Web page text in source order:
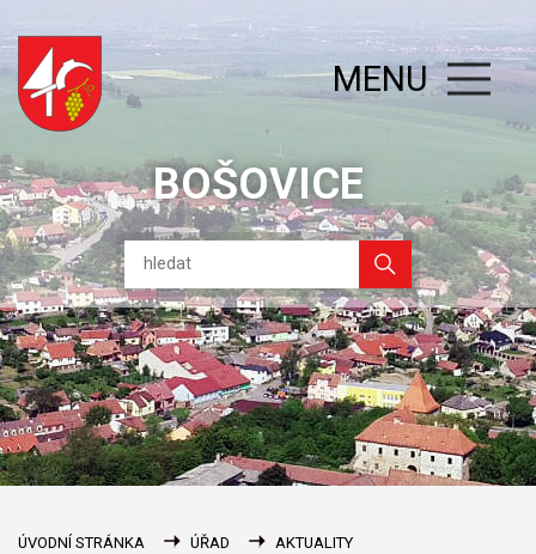
BOŠOVICE
MENU
ÚVODNÍ STRÁNKA ÚŘAD AKTUALITY